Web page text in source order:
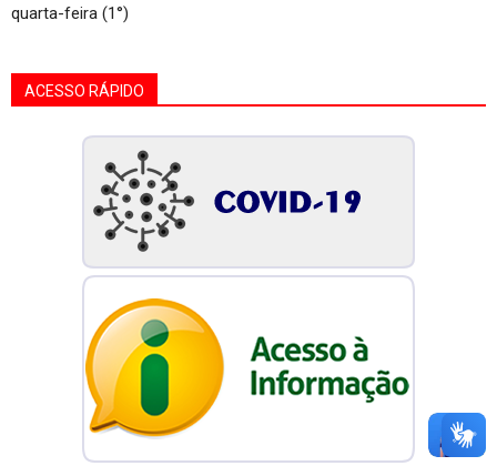
quarta-feira (1°)
ACESSO RÁPIDO